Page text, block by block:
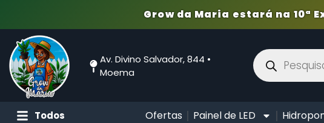
Grow da Maria estará na 10ª
Av. Divino Salvador, 844 •
Moema
Todos Ofertas Painel de LED